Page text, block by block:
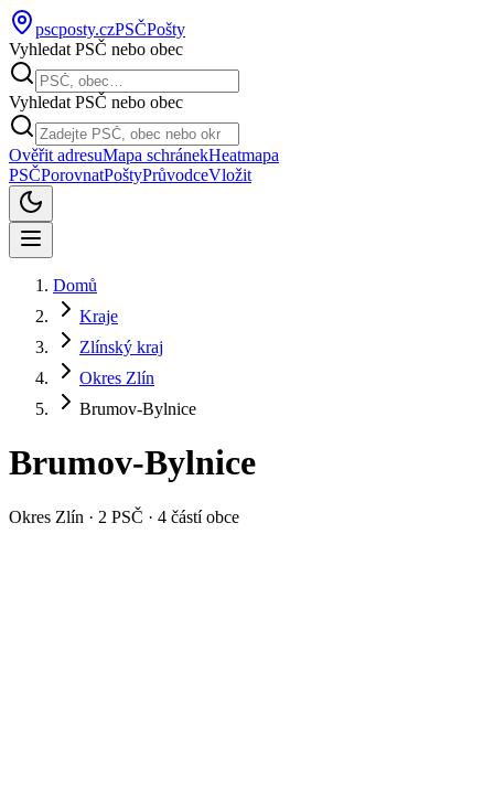
pscposty.czPSČPošty
Vyhledat PSČ nebo obec
Vyhledat PSČ nebo obec
Ověřit adresuMapa schránekHeatmapa
PSČPorovnatPoštyPrůvodceVložit
Domů
Kraje
Zlínský kraj
Okres Zlín
Brumov-Bylnice
Brumov-Bylnice
Okres Zlín · 2 PSČ · 4 částí obce